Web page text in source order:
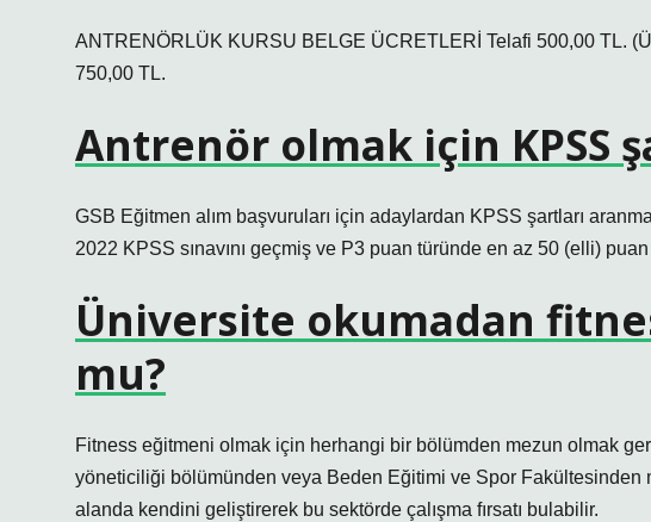
ANTRENÖRLÜK KURSU BELGE ÜCRETLERİ Telafi 500,00 TL.
750,00 TL.
Antrenör olmak için KPSS
GSB Eğitmen alım başvuruları için adaylardan KPSS şartları
2022 KPSS sınavını geçmiş ve P3 puan türünde en az 50 (elli)
Üniversite okumadan
mu?
Fitness eğitmeni olmak için herhangi bir bölümden mezun olmak
yöneticiliği bölümünden veya Beden Eğitimi ve Spor Fakültesinden
alanda kendini geliştirerek bu sektörde çalışma fırsatı bulabilir.